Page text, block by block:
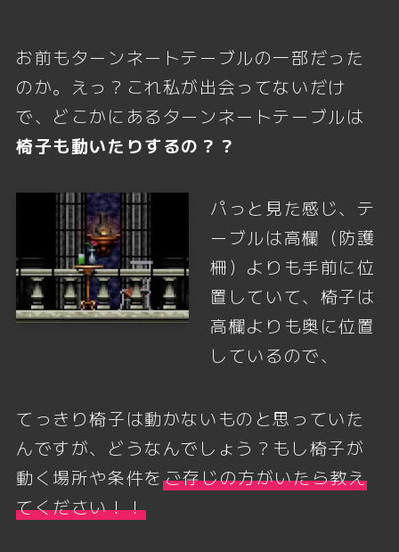
お前もターンネートテーブルの一部だった
のか。えっ？これ私が出会ってないだけ
で、どこかにあるターンネートテーブルは
椅子も動いたりするの？？
パっと見た感じ、テ
ーブルは高欄（防護
柵）よりも手前に位
置していて、椅子は
高欄よりも奥に位置
しているので、
てっきり椅子は動かないものと思っていた
んですが、どうなんでしょう？もし椅子が
動く場所や条件を ご存じの方がいたら教え
てください！！